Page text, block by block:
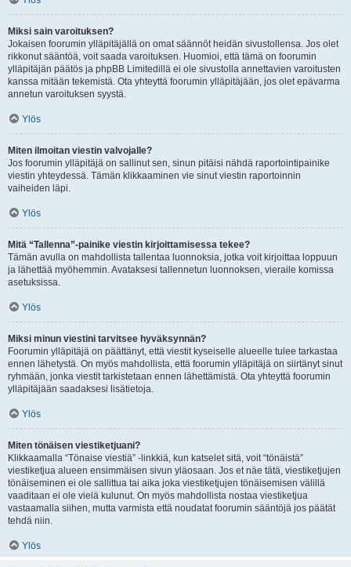
Miksi sain varoituksen?
Jokaisen foorumin ylläpitäjällä on omat säännöt heidän sivustollensa. Jos olet
rikkonut sääntöä, voit saada varoituksen. Huomioi, että tämä on foorumin
ylläpitäjän päätös ja phpBB Limitedillä ei ole sivustolla annettavien varoitusten
kanssa mitään tekemistä. Ota yhteyttä foorumin ylläpitäjään, jos olet epävarma
annetun varoituksen syystä.
Ylös
Miten ilmoitan viestin valvojalle?
Jos foorumin ylläpitäjä on sallinut sen, sinun pitäisi nähdä raportointipainike
viestin yhteydessä. Tämän klikkaaminen vie sinut viestin raportoinnin
vaiheiden läpi.
Ylös
Mitä “Tallenna”-painike viestin kirjoittamisessa tekee?
Tämän avulla on mahdollista tallentaa luonnoksia, jotka voit kirjoittaa loppuun
ja lähettää myöhemmin. Avataksesi tallennetun luonnoksen, vieraile komissa
asetuksissa.
Ylös
Miksi minun viestini tarvitsee hyväksynnän?
Foorumin ylläpitäjä on päättänyt, että viestit kyseiselle alueelle tulee tarkastaa
ennen lähetystä. On myös mahdollista, että foorumin ylläpitäjä on siirtänyt sinut
ryhmään, jonka viestit tarkistetaan ennen lähettämistä. Ota yhteyttä foorumin
ylläpitäjään saadaksesi lisätietoja.
Ylös
Miten tönäisen viestiketjuani?
Klikkaamalla “Tönaise viestiä” -linkkiä, kun katselet sitä, voit “tönäistä”
viestiketjua alueen ensimmäisen sivun yläosaan. Jos et näe tätä, viestiketjujen
tönäiseminen ei ole sallittua tai aika joka viestiketjujen tönäisemisen välillä
vaaditaan ei ole vielä kulunut. On myös mahdollista nostaa viestiketjua
vastaamalla siihen, mutta varmista että noudatat foorumin sääntöjä jos päätät
tehdä niin.
Ylös